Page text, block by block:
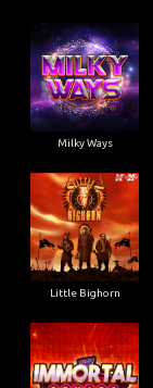
Milky Ways
Little Bighorn